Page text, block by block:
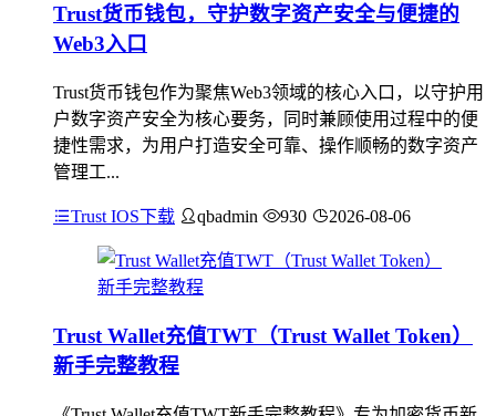
Trust货币钱包，守护数字资产安全与便捷的
Web3入口
Trust货币钱包作为聚焦Web3领域的核心入口，以守护用
户数字资产安全为核心要务，同时兼顾使用过程中的便
捷性需求，为用户打造安全可靠、操作顺畅的数字资产
管理工...
Trust IOS下载 qbadmin 930 2026-08-06
Trust Wallet充值TWT（Trust Wallet Token）
新手完整教程